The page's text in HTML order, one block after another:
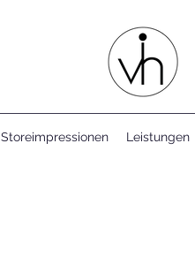
Storeimpressionen Leistungen